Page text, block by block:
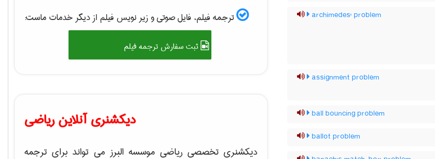
archimedes' problem
assignment problem
ball bouncing problem
ballot problem
ترجمه فیلم، فایل صوتی و زیر نویس فیلم از دیگر خدمات ماست:
ثبت سفارش ترجمه فیلم
دیکشنری آنلاین ریاضی
دیکشنری تخصصی ریاضی موسسه البرز می تواند برای ترجمه